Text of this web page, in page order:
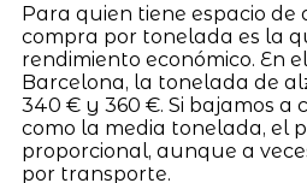
Para quien tiene espacio de
compra por tonelada es la
rendimiento económico. En
Barcelona, la tonelada de
340 € y 360 €. Si bajamos a
como la media tonelada, el
proporcional, aunque a
por transporte.